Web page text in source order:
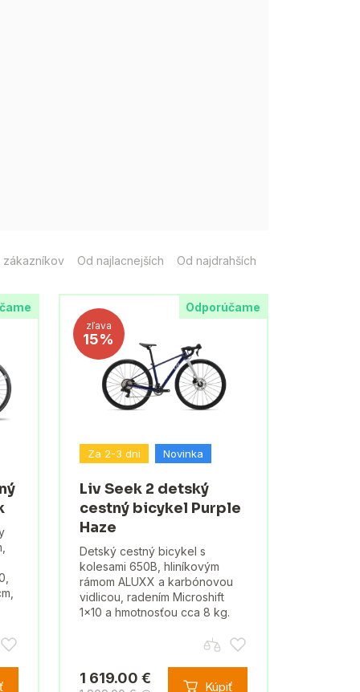
zákazníkov Od najlacnejších Od najdrahších
Odporúčame
zľava
15%
Za 2-3 dni Novinka
Liv Seek 2 detský
cestný bicykel Purple
Haze
Detský cestný bicykel s
kolesami 650B, hliníkovým
rámom ALUXX a karbónovou
vidlicou, radením Microshift
1x10 a hmotnosťou cca 8 kg.
1 619.00 €
Kúpiť